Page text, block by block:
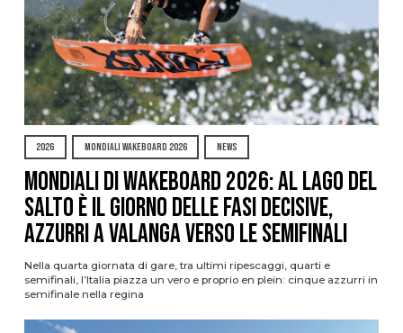
2026 MONDIALI WAKEBOARD 2026 NEWS
Mondiali di Wakeboard 2026: al Lago del
Salto è il giorno delle fasi decisive,
azzurri a valanga verso le semifinali
Nella quarta giornata di gare, tra ultimi ripescaggi, quarti e
semifinali, l’Italia piazza un vero e proprio en plein: cinque azzurri in
semifinale nella regina